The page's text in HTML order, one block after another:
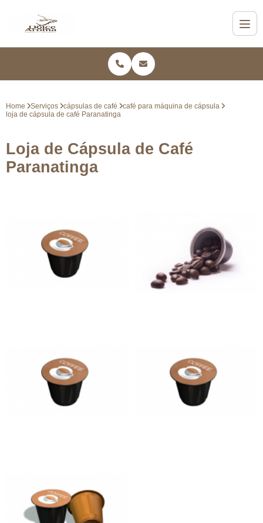
Home Serviços cápsulas de café
café para máquina de cápsula
loja de cápsula de café Paranatinga
Loja de Cápsula de Café
Paranatinga